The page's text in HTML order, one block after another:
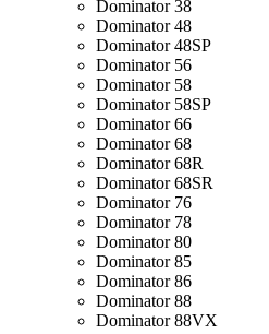
Dominator 38
Dominator 48
Dominator 48SP
Dominator 56
Dominator 58
Dominator 58SP
Dominator 66
Dominator 68
Dominator 68R
Dominator 68SR
Dominator 76
Dominator 78
Dominator 80
Dominator 85
Dominator 86
Dominator 88
Dominator 88VX